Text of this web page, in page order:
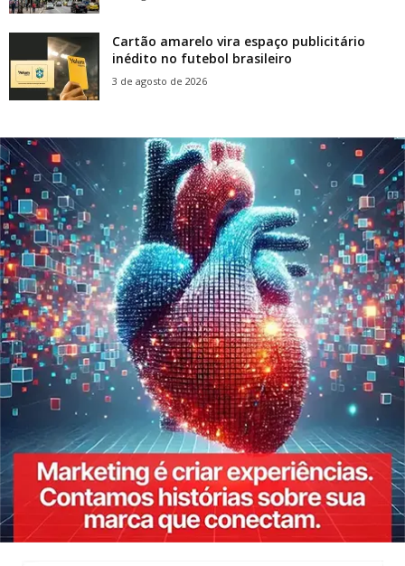
Cartão amarelo vira espaço publicitário
inédito no futebol brasileiro
3 de agosto de 2026